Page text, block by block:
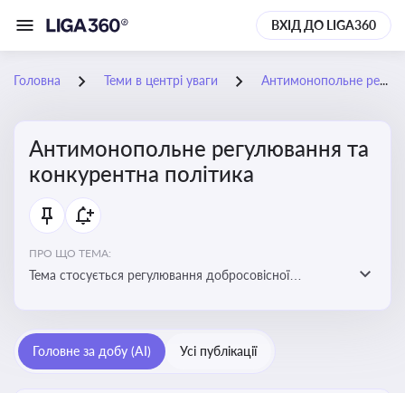
ВХІД ДО LIGA360
Головна Теми в центрі уваги Антимонопольне регулювання та конкурентна політика
Антимонопольне регулювання та
конкурентна політика
ПРО ЩО ТЕМА:
Тема стосується регулювання добросовісної
забезпечення рівних умов для суб’єктів
господарювання
Головне за добу (AI) Усі публікації